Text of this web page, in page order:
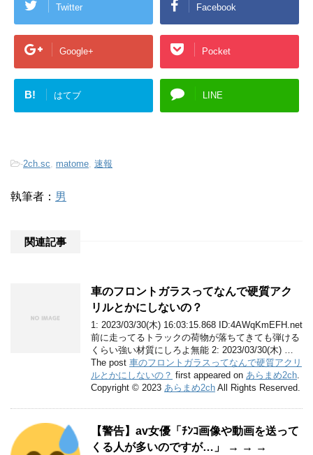
Twitter Facebook
Google+ Pocket
B! はてブ LINE
-2ch.sc matome 速報
執筆者： 男
関連記事
車のフロントガラスってなんで硬質アク
リルとかにしないの？
1: 2023/03/30(木) 16:03:15.868 ID:4AWqKmEFH.net
前に走ってるトラックの荷物が落ちてきても弾ける
くらい強い材質にしろよ無能 2: 2023/03/30(木) …
The post 車のフロントガラスってなんで硬質アクリ
ルとかにしないの？ first appeared on あらまめ2ch
Copyright © 2023 あらまめ2ch All Rights Reserved.
【警告】av女優「ﾁﾝｺ画像や動画を送って
くる人が多いのですが…」 → → →